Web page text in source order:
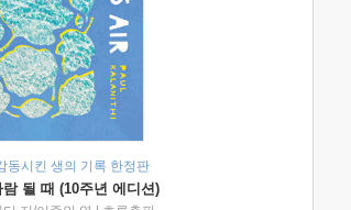
동시킨 생의 기록 한정판
람 될 때 (10주년 에디션)